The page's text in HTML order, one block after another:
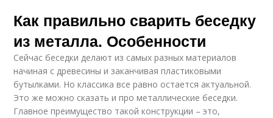
Как правильно сварить беседку
из металла. Особенности
Сейчас беседки делают из самых разных материалов
начиная с древесины и заканчивая пластиковыми
бутылками. Но классика все равно остается актуальной.
Это же можно сказать и про металлические беседки.
Главное преимущество такой конструкции – это,